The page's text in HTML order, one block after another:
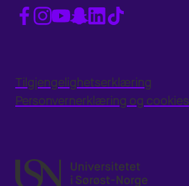
Tilgjengelighetserklæring
Personvernerklæring og cookies